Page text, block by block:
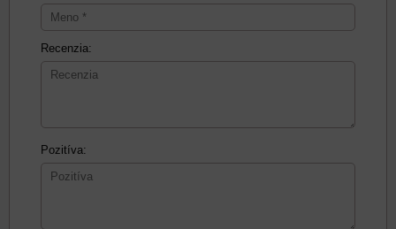
Recenzia:
Pozitíva: